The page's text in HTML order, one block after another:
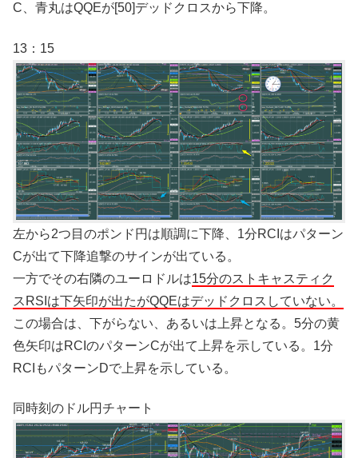
C、青丸はQQEが[50]デッドクロスから下降。
13：15
左から2つ目のポンド円は順調に下降、1分RCIはパターン
Cが出て下降追撃のサインが出ている。
一方でその右隣のユーロドルは15分のストキャスティク
スRSIは下矢印が出たがQQEはデッドクロスしていない。
この場合は、下がらない、あるいは上昇となる。5分の黄
色矢印はRCIのパターンCが出て上昇を示している。1分
RCIもパターンDで上昇を示している。
同時刻のドル円チャート